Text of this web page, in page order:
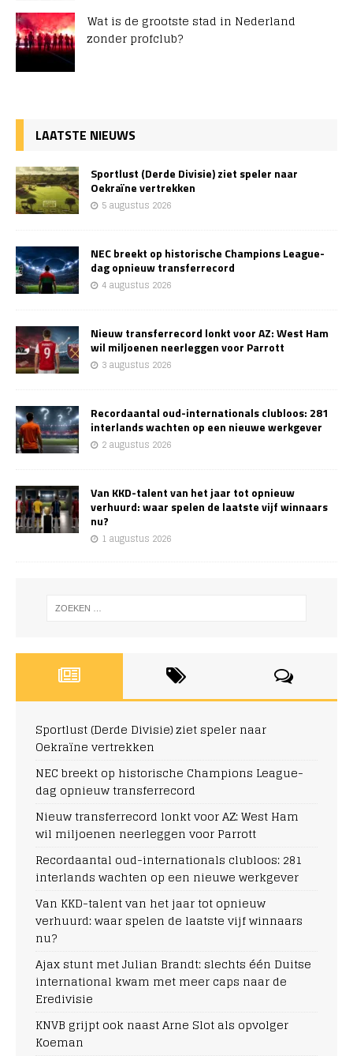
Wat is de grootste stad in Nederland
zonder profclub?
LAATSTE NIEUWS
Sportlust (Derde Divisie) ziet speler naar
Oekraïne vertrekken
5 augustus 2026
NEC breekt op historische Champions League-
dag opnieuw transferrecord
4 augustus 2026
Nieuw transferrecord lonkt voor AZ: West Ham
wil miljoenen neerleggen voor Parrott
3 augustus 2026
Recordaantal oud-internationals clubloos: 281
interlands wachten op een nieuwe werkgever
2 augustus 2026
Van KKD-talent van het jaar tot opnieuw
verhuurd: waar spelen de laatste vijf winnaars
nu?
1 augustus 2026
Sportlust (Derde Divisie) ziet speler naar
Oekraïne vertrekken
NEC breekt op historische Champions League-
dag opnieuw transferrecord
Nieuw transferrecord lonkt voor AZ: West Ham
wil miljoenen neerleggen voor Parrott
Recordaantal oud-internationals clubloos: 281
interlands wachten op een nieuwe werkgever
Van KKD-talent van het jaar tot opnieuw
verhuurd: waar spelen de laatste vijf winnaars
nu?
Ajax stunt met Julian Brandt: slechts één Duitse
international kwam met meer caps naar de
Eredivisie
KNVB grijpt ook naast Arne Slot als opvolger
Koeman